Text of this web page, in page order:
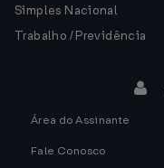
Simples Nacional
Trabalho / Previdência
Área do Assinante
Fale Conosco